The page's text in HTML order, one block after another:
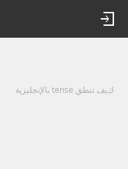
كيف تنطق tense بالإنجليزية